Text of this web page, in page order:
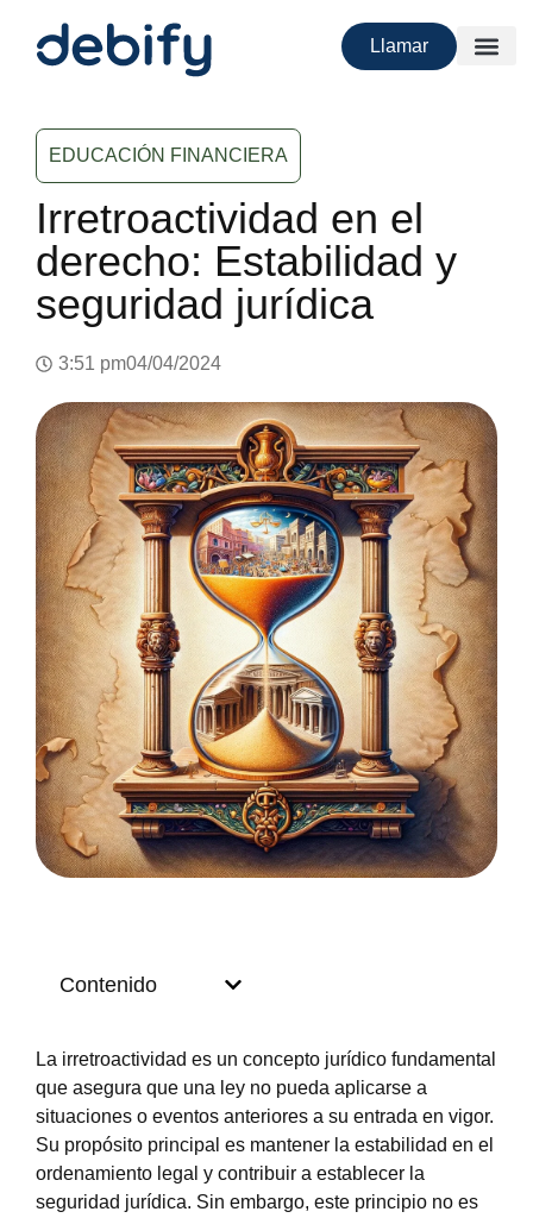
Llamar
EDUCACIÓN FINANCIERA
Irretroactividad en el
derecho: Estabilidad y
seguridad jurídica
3:51 pm04/04/2024
Contenido
La irretroactividad es un concepto jurídico fundamental
que asegura que una ley no pueda aplicarse a
situaciones o eventos anteriores a su entrada en vigor.
Su propósito principal es mantener la estabilidad en el
ordenamiento legal y contribuir a establecer la
seguridad jurídica. Sin embargo, este principio no es